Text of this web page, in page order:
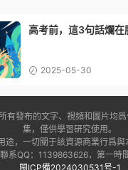
高考前，這3句話爛在
2025-05-30
有發布的文字、視頻和圖片均
集，僅供學習研究使用。
途，一切關于該資源商業行爲與
系QQ：1139863626，第一時
閩ICP備2024030531号-1